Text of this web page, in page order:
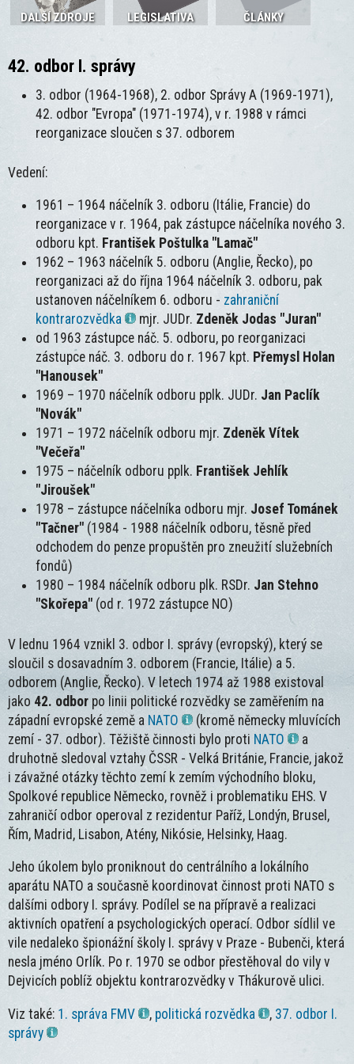
DALŠÍ ZDROJE LEGISLATIVA ČLÁNKY
42. odbor I. správy
3. odbor (1964-1968), 2. odbor Správy A (1969-1971),
42. odbor "Evropa" (1971-1974), v r. 1988 v rámci
reorganizace sloučen s 37. odborem
Vedení:
1961 – 1964 náčelník 3. odboru (Itálie, Francie) do
reorganizace v r. 1964, pak zástupce náčelníka nového 3.
odboru kpt. František Poštulka "Lamač"
1962 – 1963 náčelník 5. odboru (Anglie, Řecko), po
reorganizaci až do října 1964 náčelník 3. odboru, pak
ustanoven náčelníkem 6. odboru - zahraniční
kontrarozvědka
mjr. JUDr. Zdeněk Jodas "Juran"
od 1963 zástupce náč. 5. odboru, po reorganizaci
zástupce náč. 3. odboru do r. 1967 kpt. Přemysl Holan
"Hanousek"
1969 – 1970 náčelník odboru pplk. JUDr. Jan Paclík
"Novák"
1971 – 1972 náčelník odboru mjr. Zdeněk Vítek
"Večeřa"
1975 – náčelník odboru pplk. František Jehlík
"Jiroušek"
1978 – zástupce náčelníka odboru mjr. Josef Tománek
"Tačner" (1984 - 1988 náčelník odboru, těsně před
odchodem do penze propuštěn pro zneužití služebních
fondů)
1980 – 1984 náčelník odboru plk. RSDr. Jan Stehno
"Skořepa" (od r. 1972 zástupce NO)
V lednu 1964 vznikl 3. odbor I. správy (evropský), který se
sloučil s dosavadním 3. odborem (Francie, Itálie) a 5.
odborem (Anglie, Řecko). V letech 1974 až 1988 existoval
jako 42. odbor po linii politické rozvědky se zaměřením na
západní evropské země a NATO
(kromě německy mluvících
zemí - 37. odbor). Těžiště činnosti bylo proti NATO
a
druhotně sledoval vztahy ČSSR - Velká Británie, Francie, jakož
i závažné otázky těchto zemí k zemím východního bloku,
Spolkové republice Německo, rovněž i problematiku EHS. V
zahraničí odbor operoval z rezidentur Paříž, Londýn, Brusel,
Řím, Madrid, Lisabon, Atény, Nikósie, Helsinky, Haag.
Jeho úkolem bylo proniknout do centrálního a lokálního
aparátu NATO a současně koordinovat činnost proti NATO s
dalšími odbory I. správy. Podílel se na přípravě a realizaci
aktivních opatření a psychologických operací. Odbor sídlil ve
vile nedaleko špionážní školy I. správy v Praze - Bubenči, která
nesla jméno Orlík. Po r. 1970 se odbor přestěhoval do vily v
Dejvicích poblíž objektu kontrarozvědky v Thákurově ulici.
Viz také: 1. správa FMV , politická rozvědka , 37. odbor I.
správy